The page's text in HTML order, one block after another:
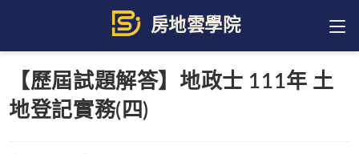
content
【歷屆試題解答】地政士 111年 土
地登記實務(四)